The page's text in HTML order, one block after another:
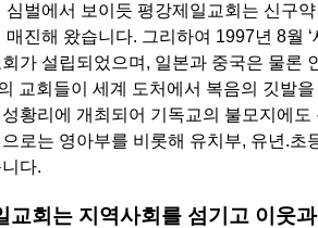
심벌에서 보이듯 평강제일교회는 신구
매진해 왔습니다. 그리하여 1997년 8월
가 설립되었으며, 일본과 중국은 물론
교회들이 세계 도처에서 복음의 깃발
황리에 개최되어 기독교의 불모지에
로는 영아부를 비롯해 유치부, 유년.
다.
교회는 지역사회를 섬기고 이웃